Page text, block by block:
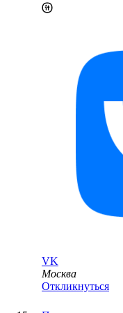
VK
Москва
Откликнуться